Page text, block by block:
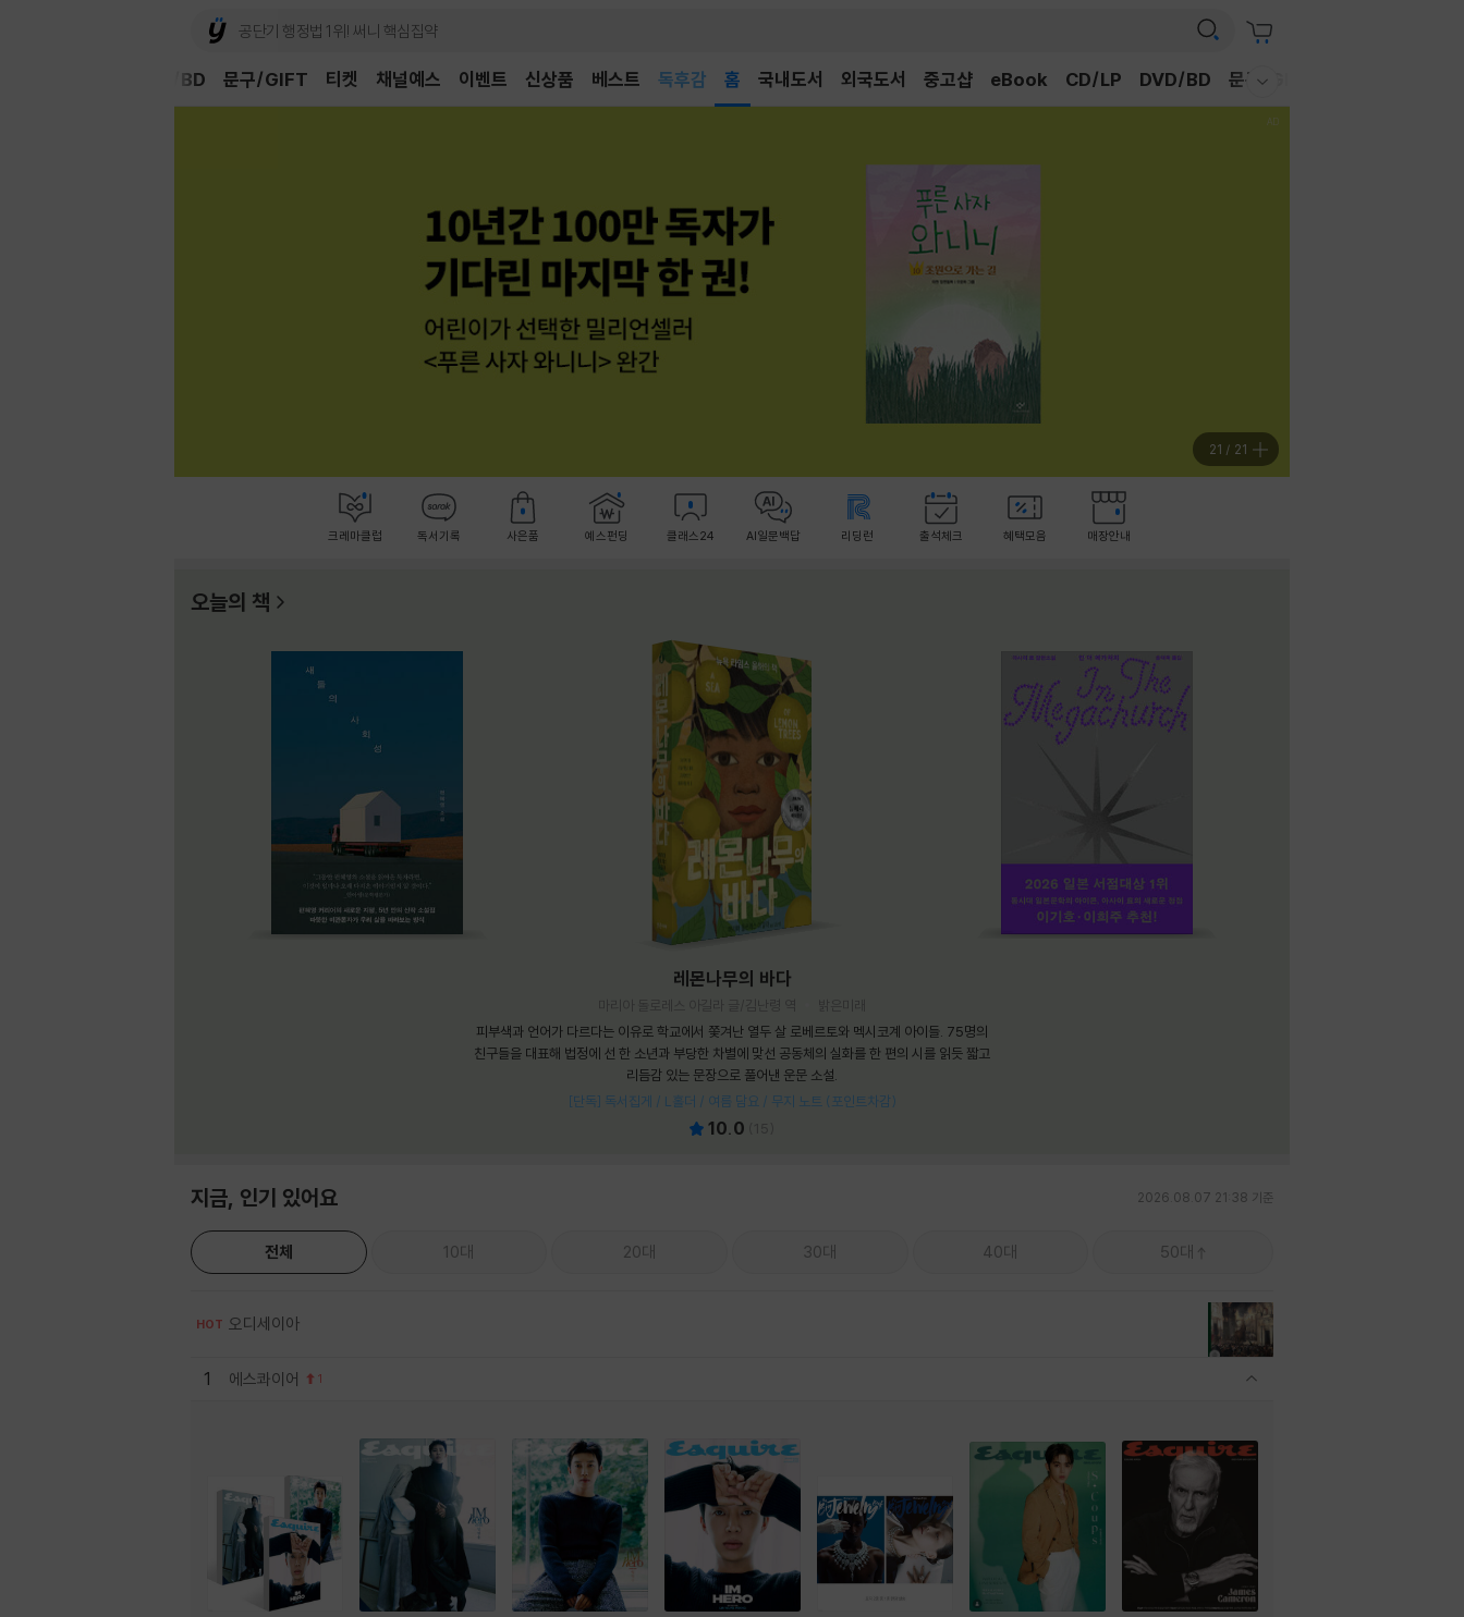
채널예스 이벤트 신상품 베스트
어린이
독후감
홈 국내도서 외국도서 중고샵 eBook CD/LP DVD/BD 문구/GIFT
DVD/BD 문구/GIFT 티켓
21 / 21
크레마클럽 독서기록 사은품 예스펀딩 클래스24 AI일문백답 리딩런 출석체크 혜택모음 매장안내
오늘의 책
레몬나무의 바다
피부색과 언어가 다르다는 이유로 학교에서 쫓겨난 열두 살 로베르토와 멕시코계 아이들. 75명의
친구들을 대표해 법정에 선 한 소년과 부당한 차별에 맞선 공동체의 실화를 한 편의 시를 읽듯 짧고
리듬감 있는 문장으로 풀어낸 운문 소설.
[단독] 독서집게 / L홀더 / 여름 담요 / 무지 노트 (포인트차감)
10.0
지금, 인기 있어요 2026.08.07 21:38 기준
전체 10대 20대 30대 40대 50대
HOT 오디세이아
1 에스콰이어 1